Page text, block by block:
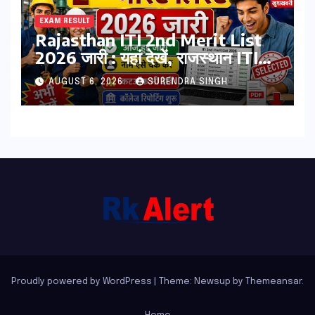
EXAM RESULT
Rajasthan ITI 2nd Merit List
2026 जारी : यहां देखें, राजस्थान ITI
सेकंड College Allotment लिस्ट
पीडीऍफ़
AUGUST 6, 2026 SURENDRA SINGH
Proudly powered by WordPress Theme: Newsup by Themeansar.